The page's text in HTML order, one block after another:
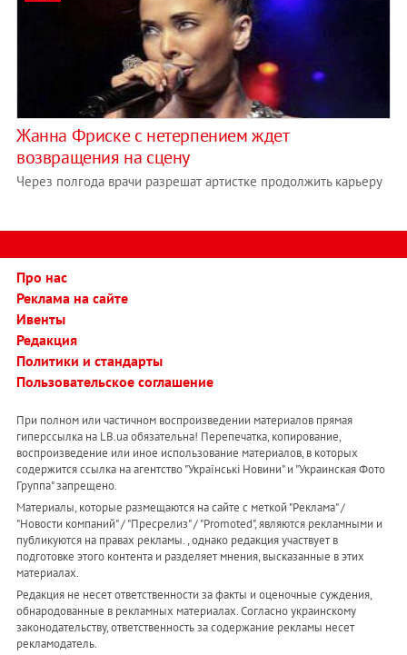
Жанна Фриске с нетерпением ждет
возвращения на сцену
Через полгода врачи разрешат артистке продолжить карьеру
Про нас
Реклама на сайте
Ивенты
Редакция
Политики и стандарты
Пользовательское соглашение
При полном или частичном воспроизведении материалов прямая
гиперссылка на LB.ua обязательна! Перепечатка, копирование,
воспроизведение или иное использование материалов, в которых
содержится ссылка на агентство "Українськi Новини" и "Украинская Фото
Группа" запрещено.
Материалы, которые размещаются на сайте с меткой "Реклама" /
"Новости компаний" / "Пресрелиз" / "Promoted", являются рекламными и
публикуются на правах рекламы. , однако редакция участвует в
подготовке этого контента и разделяет мнения, высказанные в этих
материалах.
Редакция не несет ответственности за факты и оценочные суждения,
обнародованные в рекламных материалах. Согласно украинскому
законодательству, ответственность за содержание рекламы несет
рекламодатель.